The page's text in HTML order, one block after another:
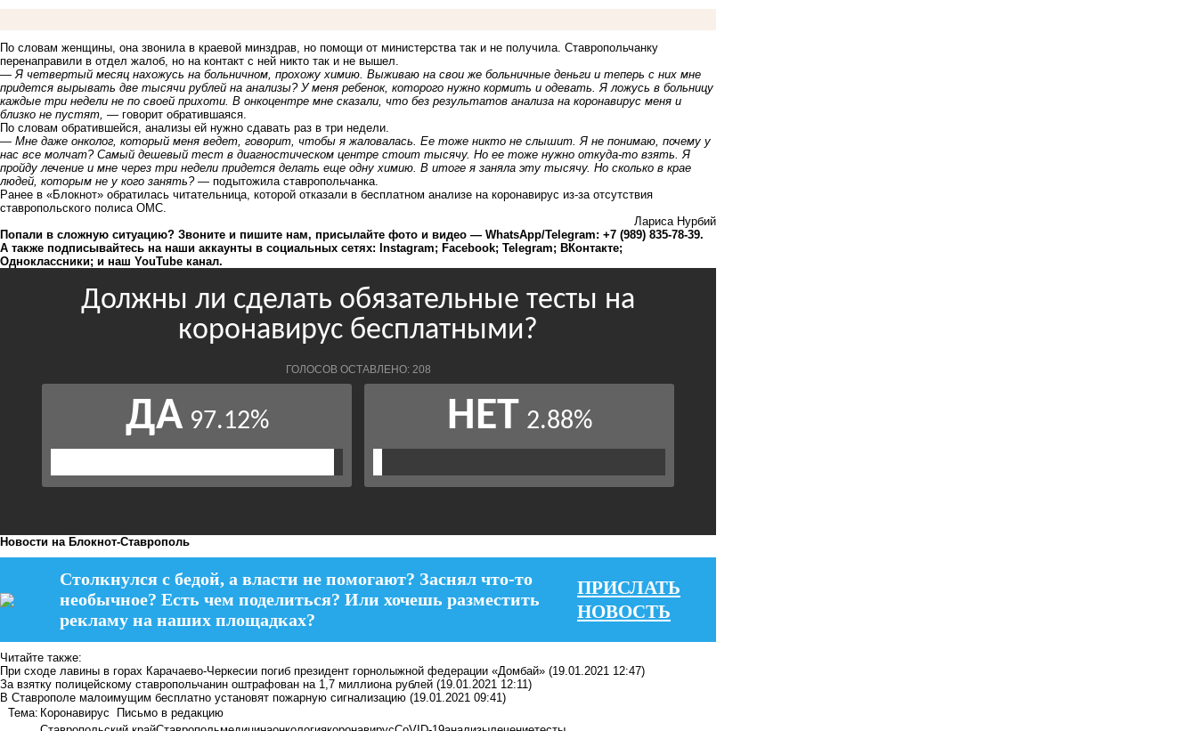
По словам женщины, она звонила в краевой минздрав, но помощи от министерства так и не получила. Ставропольчанку
перенаправили в отдел жалоб, но на контакт с ней никто так и не вышел.
— Я четвертый месяц нахожусь на больничном, прохожу химию. Выживаю на свои же больничные деньги и теперь с них мне
придется вырывать две тысячи рублей на анализы? У меня ребенок, которого нужно кормить и одевать. Я ложусь в больницу
каждые три недели не по своей прихоти. В онкоцентре мне сказали, что без результатов анализа на коронавирус меня и
близко не пустят, — говорит обратившаяся.
По словам обратившейся, анализы ей нужно сдавать раз в три недели.
— Мне даже онколог, который меня ведет, говорит, чтобы я жаловалась. Ее тоже никто не слышит. Я не понимаю, почему у
нас все молчат? Самый дешевый тест в диагностическом центре стоит тысячу. Но ее тоже нужно откуда-то взять. Я
пройду лечение и мне через три недели придется делать еще одну химию. В итоге я заняла эту тысячу. Но сколько в крае
людей, которым не у кого занять?— подытожила ставропольчанка.
Ранее в «Блокнот» обратилась читательница, которой отказали в бесплатном анализе на коронавирус из-за отсутствия
ставропольского полиса ОМС.
Лариса Нурбий
Попали в сложную ситуацию? Звоните и пишите нам, присылайте фото и видео — WhatsApp/Telegram: +7 (989) 835-78-39.
А также подписывайтесь на наши аккаунты в социальных сетях: Instagram; Facebook; Telegram; ВКонтакте;
Одноклассники; и наш YouTube канал.
Новости на Блoкнoт-Ставрополь
Столкнулся с бедой, а власти не помогают? Заснял что-то
необычное? Есть чем поделиться? Или хочешь разместить
рекламу на наших площадках?
ПРИСЛАТЬ
НОВОСТЬ
Читайте также:
При сходе лавины в горах Карачаево-Черкесии погиб президент горнолыжной федерации «Домбай» (19.01.2021 12:47)
За взятку полицейскому ставропольчанин оштрафован на 1,7 миллиона рублей (19.01.2021 12:11)
В Ставрополе малоимущим бесплатно установят пожарную сигнализацию (19.01.2021 09:41)
Тема: Коронавирус
Письмо в редакцию